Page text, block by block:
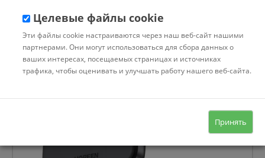
Целевые файлы cookie
Эти файлы cookie настраиваются через наш веб-сайт нашими
партнерами. Они могут использоваться для сбора данных о
ваших интересах, посещаемых страницах и источниках
трафика, чтобы оценивать и улучшать работу нашего веб-сайта.
Принять